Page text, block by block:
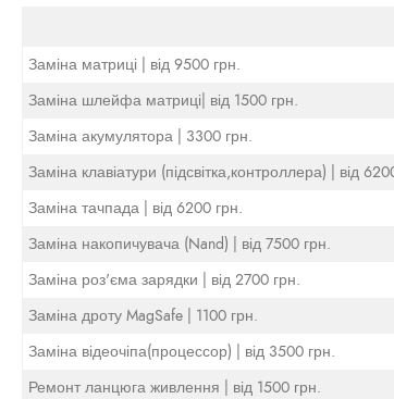
Заміна матриці | від 9500 грн.
Заміна шлейфа матриці| від 1500 грн.
Заміна акумулятора | 3300 грн.
Заміна клавіатури (підсвітка,контроллера) | від
Заміна тачпада | від 6200 грн.
Заміна накопичувача (Nand) | від 7500 грн.
Заміна роз'єма зарядки | від 2700 грн.
Заміна дроту MagSafe | 1100 грн.
Заміна відеочіпа(процессор) | від 3500 грн.
Ремонт ланцюга живлення | від 1500 грн.